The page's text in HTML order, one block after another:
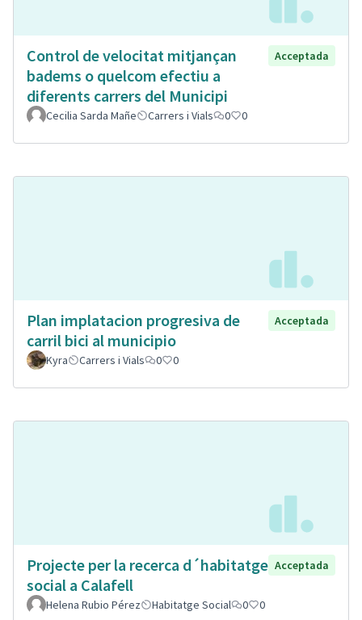
Control de velocitat mitjançan
badems o quelcom efectiu a
diferents carrers del Municipi
Acceptada
Cecilia Sarda Mañe Carrers i Vials 0 0
Plan implatacion progresiva de
carril bici al municipio
Acceptada
Kyra Carrers i Vials 0 0
Projecte per la recerca d´habitatge
social a Calafell
Acceptada
Helena Rubio Pérez Habitatge Social 0 0